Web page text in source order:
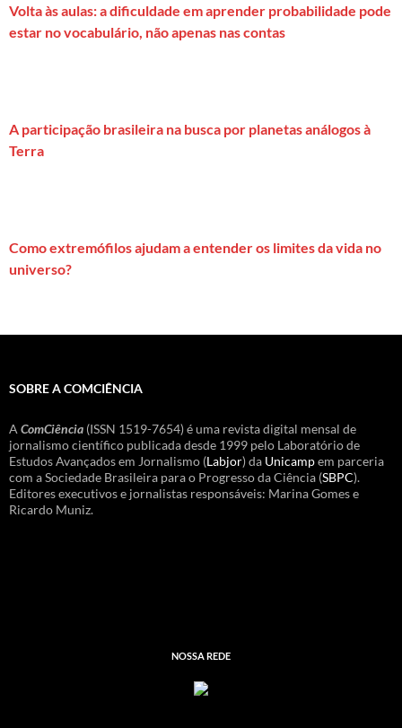
Volta às aulas: a dificuldade em aprender probabilidade pode
estar no vocabulário, não apenas nas contas
A participação brasileira na busca por planetas análogos à
Terra
Como extremófilos ajudam a entender os limites da vida no
universo?
SOBRE A COMCIÊNCIA
A ComCiência (ISSN 1519-7654) é uma revista digital mensal de
jornalismo científico publicada desde 1999 pelo Laboratório de
Estudos Avançados em Jornalismo (Labjor) da Unicampem parceria
com a Sociedade Brasileira para o Progresso da Ciência (SBPC).
Editores executivos e jornalistas responsáveis: Marina Gomes e
Ricardo Muniz.
NOSSA REDE